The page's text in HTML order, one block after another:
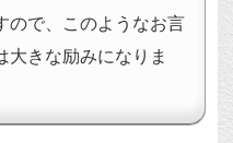
ので、このようなお言
大きな励みになりま